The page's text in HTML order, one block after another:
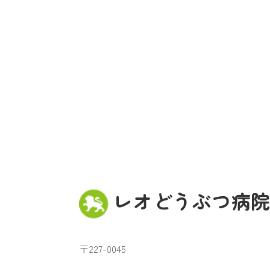
レオどうぶつ病院
〒227-0045